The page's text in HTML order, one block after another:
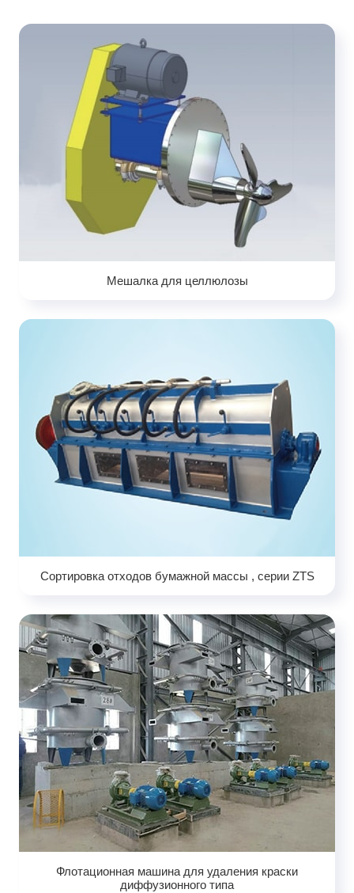
Мешалка для целлюлозы
Сортировка отходов бумажной массы , серии ZTS
Флотационная машина для удаления краски
диффузионного типа